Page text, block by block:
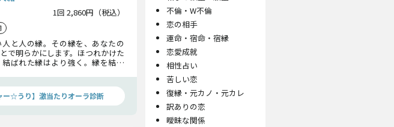
1回 2,860円（税込）
と人の縁。その縁を、あなたの
で明らかにします。ほつれかけた
ばれた縁はより強く。縁を結び
ー☆うり】激当たりオーラ診断
不倫・W不倫
恋の相手
運命・宿命・宿縁
恋愛成就
相性占い
苦しい恋
復縁・元カノ・元カレ
訳ありの恋
曖昧な関係